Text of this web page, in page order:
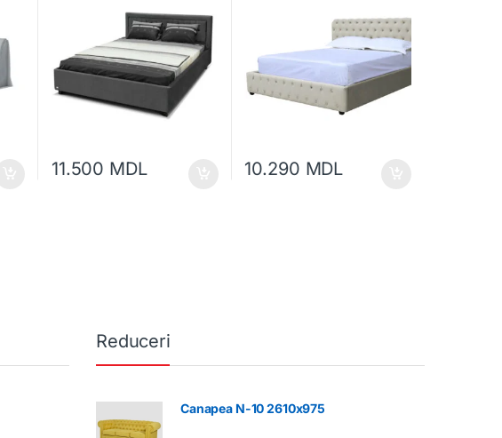
11.500 MDL 10.290 MDL
Reduceri
Canapea N-10 2610x975